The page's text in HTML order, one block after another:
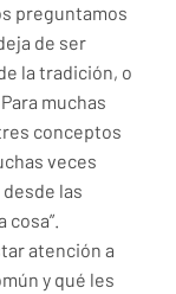
preguntamos
de ser
la tradición, o
muchas
conceptos
veces
las
cosa”.
atención a
y qué les